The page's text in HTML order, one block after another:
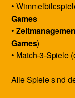
•
Games
•
Games)
• Match-3-Spiele
Alle Spiele sind